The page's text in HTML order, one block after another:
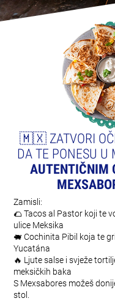
🇲🇽 ZATVORI OČI
DA TE PONESU U
AUTENTIČNIM
Zamisli:
🌮 Tacos al Pastor koji te
ulice Meksika
🐖 Cochinita Pibil koja te
Yucatána
🔥 Ljute salse i svježe
meksičkih baka
S Mexsabores možeš
stol.